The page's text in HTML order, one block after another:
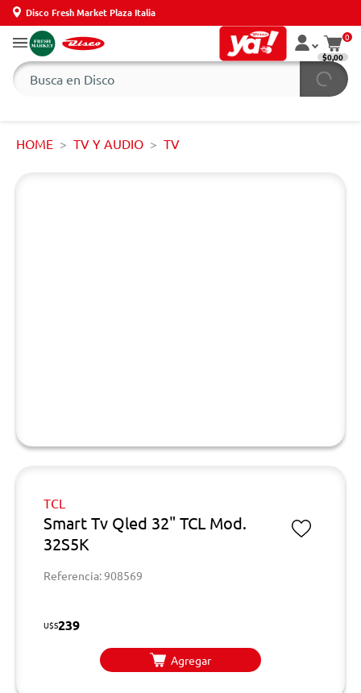
Disco Fresh Market Plaza Italia
0
$0,00
HOME TV Y AUDIO TV
TCL
Smart Tv Qled 32" TCL Mod.
32S5K
Referencia: 908569
U$S239
Agregar